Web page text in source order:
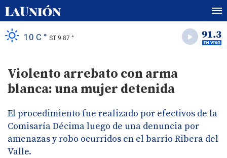
10 C ° ST 9.87 °
Violento arrebato con arma
blanca: una mujer detenida
El procedimiento fue realizado por efectivos de la
Comisaría Décima luego de una denuncia por
amenazas y robo ocurridos en el barrio Ribera del
Valle.